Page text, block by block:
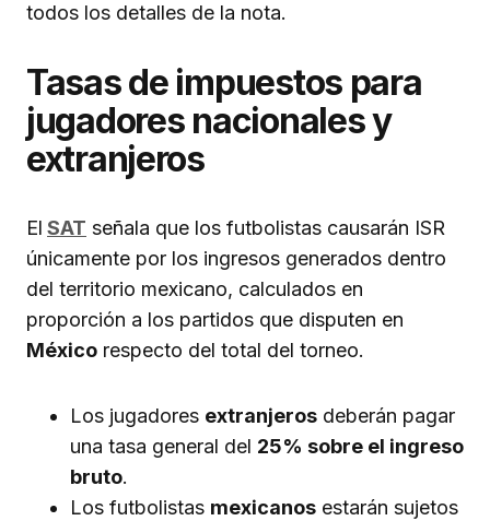
todos los detalles de la nota.
Tasas de impuestos para
jugadores nacionales y
extranjeros
El SAT señala que los futbolistas causarán ISR
únicamente por los ingresos generados dentro
del territorio mexicano, calculados en
proporción a los partidos que disputen en
México respecto del total del torneo.
Los jugadores extranjeros deberán pagar
una tasa general del 25% sobre el ingreso
bruto.
Los futbolistas mexicanos estarán sujetos